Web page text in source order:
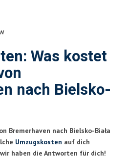
Was kostet
nach Bielsko-
Bremerhaven nach Bielsko-Biała
Umzugskosten auf dich
haben die Antworten für dich!